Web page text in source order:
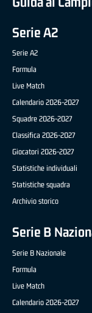
Serie A2
Serie A2
Formula
Live Match
Calendario 2026-2027
Squadre 2026-2027
Classifica 2026-2027
Giocatori 2026-2027
Statistiche individuali
Statistiche squadra
Archivio storico
Serie B
Serie B Nazionale
Formula
Live Match
Calendario 2026-2027